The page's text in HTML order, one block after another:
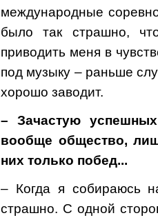
международные
было так страшно,
приводить меня в
под музыку – раньше
хорошо заводит.
– Зачастую
вообще общество,
них только побед...
– Когда я собираюсь
страшно. С одной